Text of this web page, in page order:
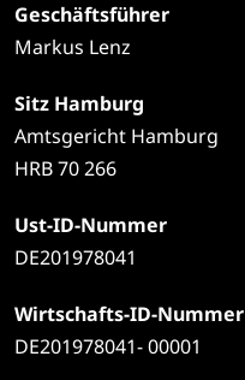
Geschäftsführer
Markus Lenz
Sitz Hamburg
Amtsgericht Hamburg
HRB 70 266
Ust-ID-Nummer
DE201978041
Wirtschafts-ID-Nummer
DE201978041- 00001